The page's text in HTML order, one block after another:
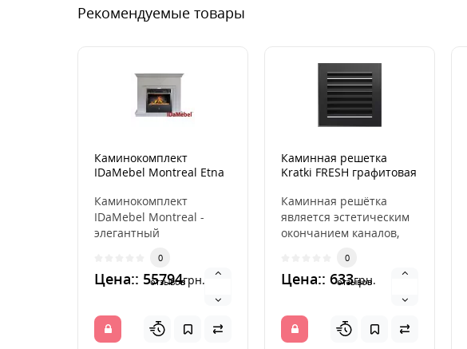
Рекомендуемые товары
Каминокомплект
IDaMebel Montreal Etna
Каминокомплект
IDaMebel Montreal -
элегантный
украинского
производителя IDaMeb..
0
отзывов
Цена:: 55794грн.
Каминная решетка
Kratki FRESH графитовая
Каминная решётка
является эстетическим
окончанием каналов,
горячий воздух из
камина. ..
0
отзывов
Цена:: 633грн.